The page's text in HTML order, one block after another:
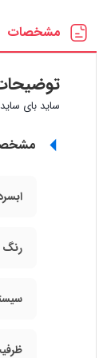
مشخصات
ساید بای ساید
رنگ